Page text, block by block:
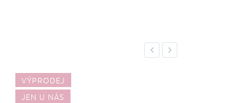
Previous
VÝPRODEJ
JEN U NÁS
Next